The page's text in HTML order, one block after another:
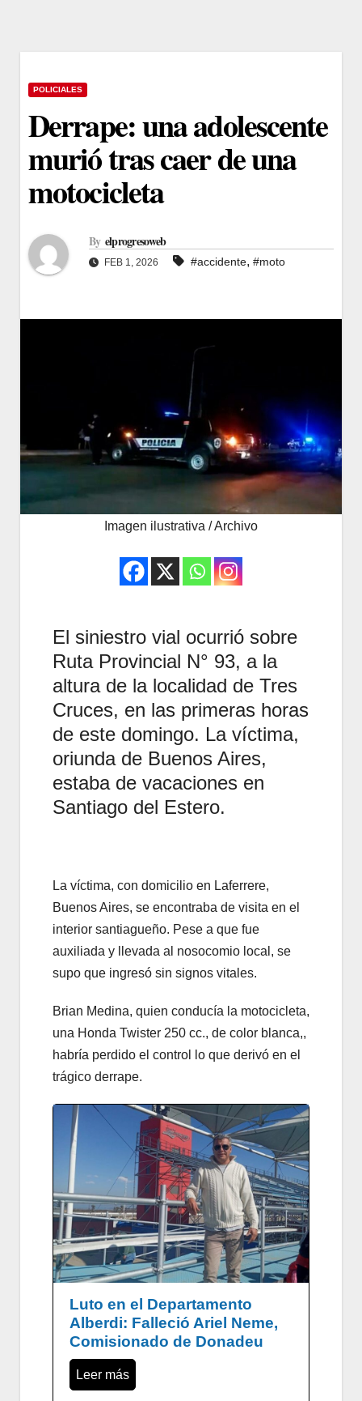
POLICIALES
Derrape: una adolescente
murió tras caer de una
motocicleta
By elprogresoweb
FEB 1, 2026 #accidente, #moto
Imagen ilustrativa / Archivo
El siniestro vial ocurrió sobre
Ruta Provincial N° 93, a la
altura de la localidad de Tres
Cruces, en las primeras horas
de este domingo. La víctima,
oriunda de Buenos Aires,
estaba de vacaciones en
Santiago del Estero.
La víctima, con domicilio en Laferrere,
Buenos Aires, se encontraba de visita en el
interior santiagueño. Pese a que fue
auxiliada y llevada al nosocomio local, se
supo que ingresó sin signos vitales.
Brian Medina, quien conducía la motocicleta,
una Honda Twister 250 cc., de color blanca,,
habría perdido el control lo que derivó en el
trágico derrape.
Luto en el Departamento
Alberdi: Falleció Ariel Neme,
Comisionado de Donadeu
Leer más